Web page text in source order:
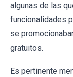
algunas de las
funcionalidades
se
gratuitos.
Es pertinente